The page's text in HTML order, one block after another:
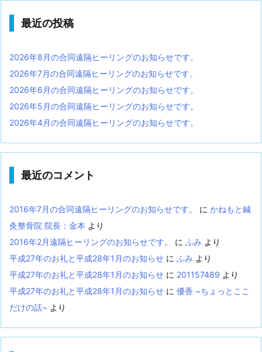
最近の投稿
2026年8月の合同遠隔ヒーリングのお知らせです。
2026年7月の合同遠隔ヒーリングのお知らせです。
2026年6月の合同遠隔ヒーリングのお知らせです。
2026年5月の合同遠隔ヒーリングのお知らせです。
2026年4月の合同遠隔ヒーリングのお知らせです。
最近のコメント
2016年7月の合同遠隔ヒーリングのお知らせです。 に かねもと鍼
灸整骨院 院長：金本 より
2016年2月遠隔ヒーリングのお知らせです。
に ふみ より
平成27年のお礼と平成28年1月のお知らせ に ふみ より
平成27年のお礼と平成28年1月のお知らせ に 201157489 より
平成27年のお礼と平成28年1月のお知らせ に 優香 ~ちょっとここ
だけの話~ より